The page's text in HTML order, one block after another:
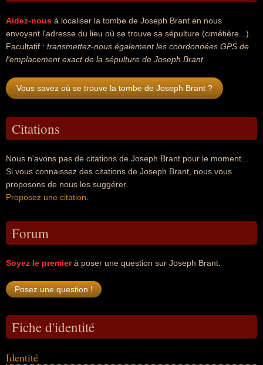
Aidez-nous à localiser la tombe de Joseph Brant en nous
envoyant l'adresse du lieu où se trouve sa sépulture (cimétière...).
Facultatif : transmettez-nous également les coordonnées GPS de
l'emplacement exact de la sépulture de Joseph Brant.
Vous savez où se trouve la tombe de Joseph Brant ?
Citations
Nous n'avons pas de citations de Joseph Brant pour le moment...
Si vous connaissez des citations de Joseph Brant, nous vous
proposons de nous les suggérer.
Proposez une citation
Forum
Soyez le premierà poser une question sur Joseph Brant.
Fiche d'identité
Identité